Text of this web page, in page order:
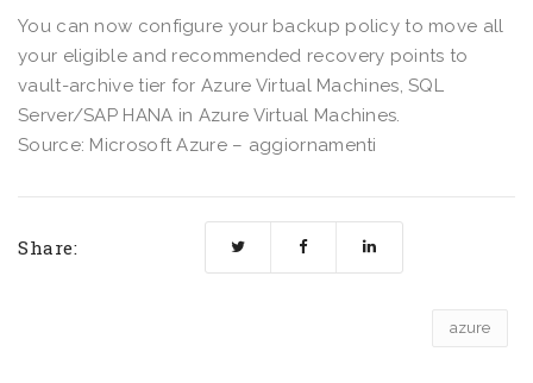
You can now configure your backup policy to move all
your eligible and recommended recovery points to
vault-archive tier for Azure Virtual Machines, SQL
Server/SAP HANA in Azure Virtual Machines.
Source: Microsoft Azure – aggiornamenti
Share:
azure